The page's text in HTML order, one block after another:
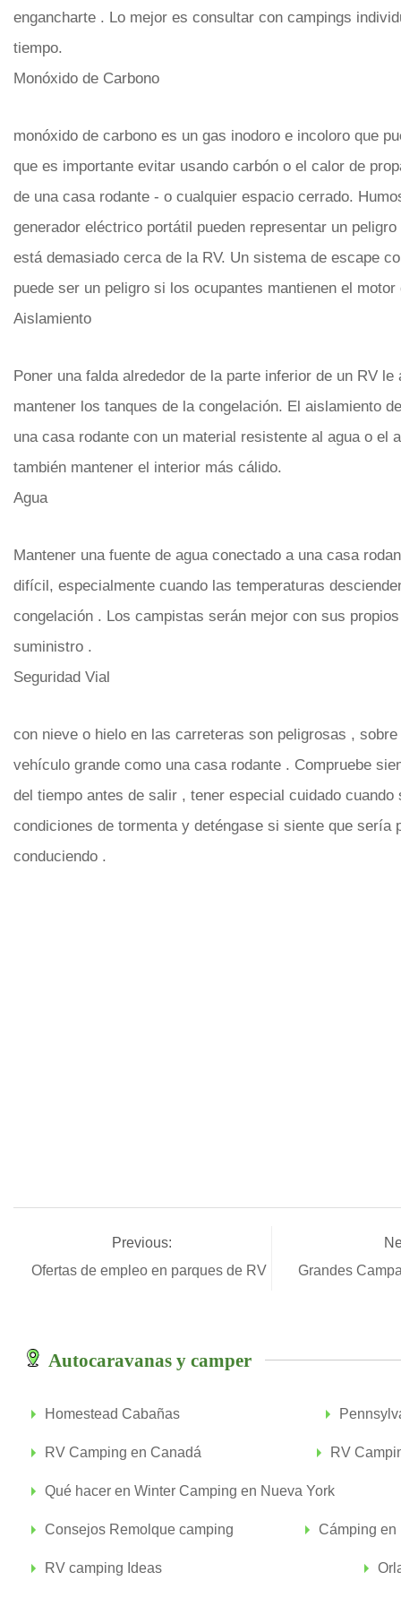
engancharte . Lo mejor es consultar con campings
tiempo.
Monóxido de Carbono
monóxido de carbono es un gas inodoro e incoloro que
que es importante evitar usando carbón o el calor de
de una casa rodante - o cualquier espacio cerrado.
generador eléctrico portátil pueden representar un
está demasiado cerca de la RV. Un sistema de escape
puede ser un peligro si los ocupantes mantienen el
Aislamiento
Poner una falda alrededor de la parte inferior de un RV le
mantener los tanques de la congelación. El aislamiento
una casa rodante con un material resistente al agua o el
también mantener el interior más cálido.
Agua
Mantener una fuente de agua conectado a una casa
difícil, especialmente cuando las temperaturas
congelación . Los campistas serán mejor con sus
suministro .
Seguridad Vial
con nieve o hielo en las carreteras son peligrosas , sobre
vehículo grande como una casa rodante . Compruebe
del tiempo antes de salir , tener especial cuidado cuando
condiciones de tormenta y deténgase si siente que sería
conduciendo .
Previous:
Ofertas de empleo en parques de RV
Grandes
Autocaravanas y camper
Homestead Cabañas
RV Camping en Canadá RV
Qué hacer en Winter Camping en Nueva York
Consejos Remolque camping Cámping en
RV camping Ideas